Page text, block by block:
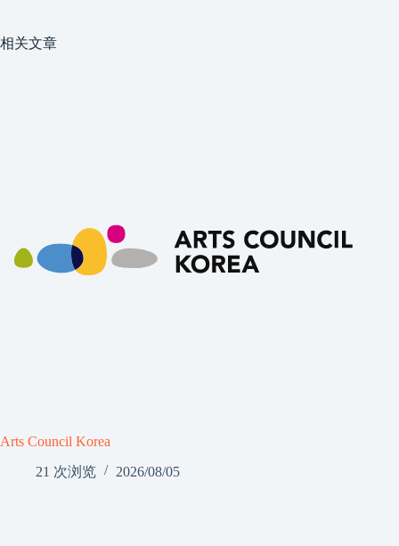
相关文章
Arts Council Korea
21 次浏览
2026/08/05